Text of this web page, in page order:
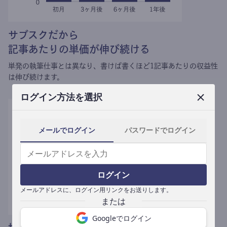
ログイン方法を選択
メールでログイン パスワードでログイン
ログイン
メールアドレスに、ログイン用リンクをお送りします。
Googleでログイン
サブスクだから
記事あたりの単価が伸び続ける
単発の執筆仕事とは異なり、 書けば書くほど1記事あたりの収益性
は伸び続けます。